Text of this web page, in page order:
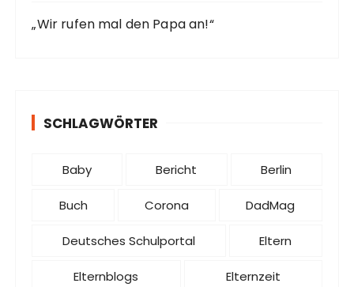
„Wir rufen mal den Papa an!“
SCHLAGWÖRTER
Baby Bericht Berlin
Buch Corona DadMag
Deutsches Schulportal Eltern
Elternblogs Elternzeit